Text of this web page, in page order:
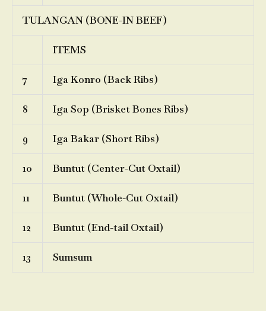
TULANGAN (BONE-IN BEEF)
ITEMS
7 Iga Konro (Back Ribs)
8 Iga Sop (Brisket Bones Ribs)
9 Iga Bakar (Short Ribs)
10 Buntut (Center-Cut Oxtail)
11 Buntut (Whole-Cut Oxtail)
12 Buntut (End-tail Oxtail)
13 Sumsum